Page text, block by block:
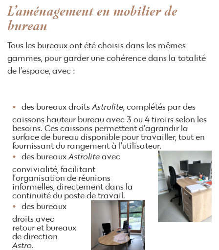
L’aménagement en mobilier de
bureau
Tous les bureaux ont été choisis dans les mêmes
gammes, pour garder une cohérence dans la totalité
de l’espace, avec :
des bureaux droitsAstrolite, complétés par des
caissons hauteur bureau avec 3 ou 4 tiroirs selon les
besoins. Ces caissons permettent d’agrandir la
surface de bureau disponible pour travailler, tout en
fournissant du rangement à l’utilisateur.
des bureauxAstrolite avec
convivialité, facilitant
l’organisation de réunions
informelles, directement dans la
continuité du poste de travail.
des bureaux
droits avec
retour et bureaux
de direction
Astro.